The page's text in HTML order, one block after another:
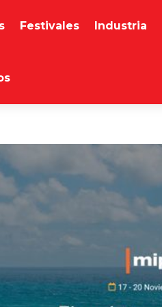
Festivales Industria